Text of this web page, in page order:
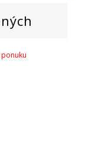
ponuku